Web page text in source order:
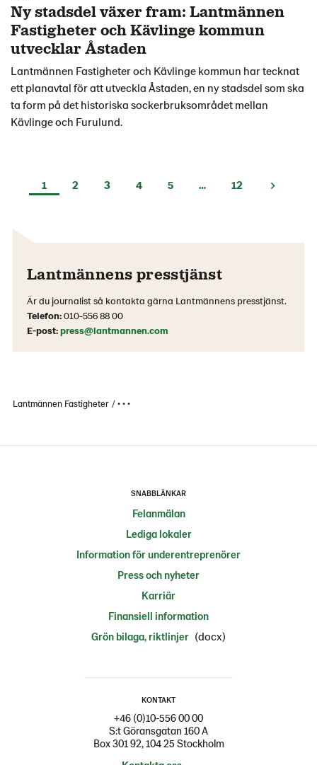
Ny stadsdel växer fram: Lantmännen
Fastigheter och Kävlinge kommun
utvecklar Åstaden
Lantmännen Fastigheter och Kävlinge kommun har tecknat
ett planavtal för att utveckla Åstaden, en ny stadsdel som ska
ta form på det historiska sockerbruksområdet mellan
Kävlinge och Furulund.
1 2 3 4 5 … 12
Lantmännens presstjänst
Är du journalist så kontakta gärna Lantmännens presstjänst.
Telefon:010-556 88 00
E-post:press@lantmannen.com
Lantmännen Fastigheter • • •
SNABBLÄNKAR
Felanmälan
Lediga lokaler
Information för underentreprenörer
Press och nyheter
Karriär
Finansiell information
Grön bilaga, riktlinjer (docx)
KONTAKT
+46 (0)10-556 00 00
S:t Göransgatan 160 A
Box 301 92, 104 25 Stockholm